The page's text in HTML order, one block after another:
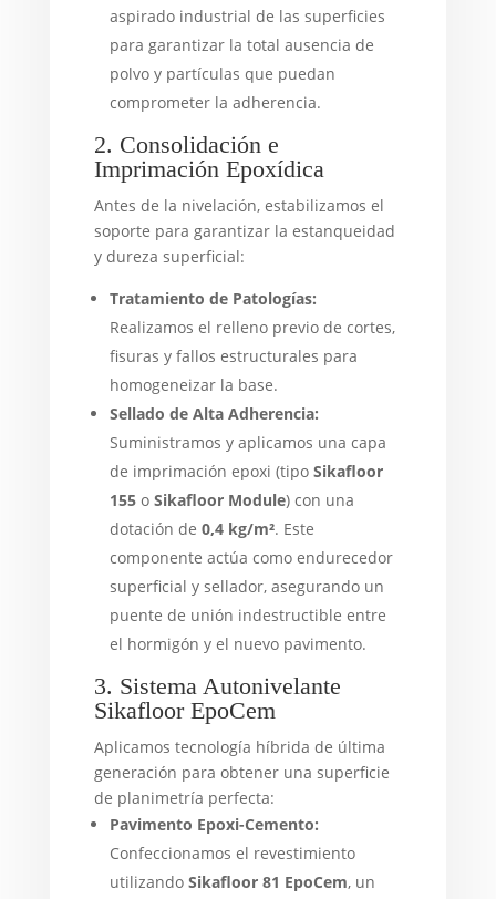
aspirado industrial de las superficies
para garantizar la total ausencia de
polvo y partículas que puedan
comprometer la adherencia.
2. Consolidación e
Imprimación Epoxídica
Antes de la nivelación, estabilizamos el
soporte para garantizar la estanqueidad
y dureza superficial:
Tratamiento de Patologías:
Realizamos el relleno previo de cortes,
fisuras y fallos estructurales para
homogeneizar la base.
Sellado de Alta Adherencia:
Suministramos y aplicamos una capa
de imprimación epoxi (tipo Sikafloor
155o Sikafloor Module) con una
dotación de 0,4 kg/m². Este
componente actúa como endurecedor
superficial y sellador, asegurando un
puente de unión indestructible entre
el hormigón y el nuevo pavimento.
3. Sistema Autonivelante
Sikafloor EpoCem
Aplicamos tecnología híbrida de última
generación para obtener una superficie
de planimetría perfecta:
Pavimento Epoxi-Cemento:
Confeccionamos el revestimiento
utilizando Sikafloor 81 EpoCem, un